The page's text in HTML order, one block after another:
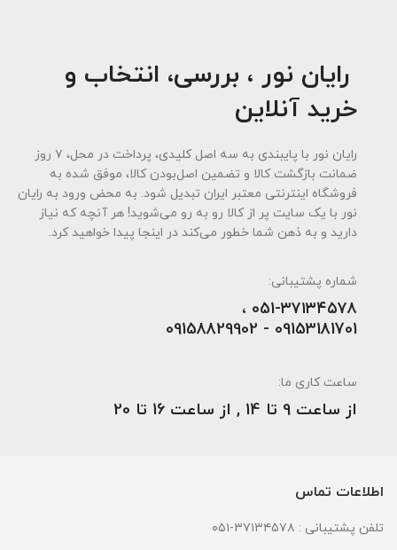
رایان نور ، بررسی، انتخاب و
خرید آنلاین
رایان نور با پایبندی به سه اصل کلیدی، پرداخت در محل، ۷ روز
ضمانت بازگشت کالا و تضمین اصل‌بودن کالا، موفق شده به
فروشگاه اینترنتی معتبر ایران تبدیل شود. به محض ورود به رایان
نور با یک سایت پر از کالا رو به رو می‌شوید! هر آنچه که نیاز
دارید و به ذهن شما خطور می‌کند در اینجا پیدا خواهید کرد.
شماره پشتیبانی:
051-۳۷۱۳۴۵۷۸ ،
09153181701 - 09158829902
ساعت کاری ما:
از ساعت 9 تا 14 , از ساعت 16 تا 20
اطلاعات تماس
تلفن پشتیبانی : ۳۷۱۳۴۵۷۸-۰۵۱